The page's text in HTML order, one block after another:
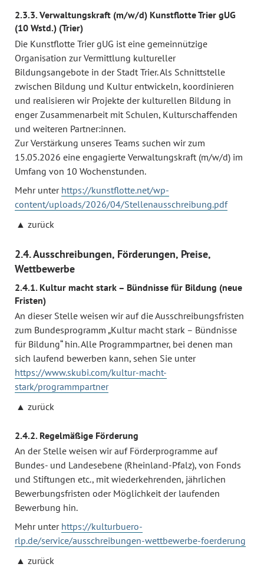
2.3.3. Verwaltungskraft (m/w/d) Kunstflotte Trier gUG
(10 Wstd.) (Trier)
Die Kunstflotte Trier gUG ist eine gemeinnützige
Organisation zur Vermittlung kultureller
Bildungsangebote in der Stadt Trier. Als Schnittstelle
zwischen Bildung und Kultur entwickeln, koordinieren
und realisieren wir Projekte der kulturellen Bildung in
enger Zusammenarbeit mit Schulen, Kulturschaffenden
und weiteren Partner:innen.
Zur Verstärkung unseres Teams suchen wir zum
15.05.2026 eine engagierte Verwaltungskraft (m/w/d) im
Umfang von 10 Wochenstunden.
Mehr unter https://kunstflotte.net/wp-
content/uploads/2026/04/Stellenausschreibung.pdf
zurück
2.4. Ausschreibungen, Förderungen, Preise,
Wettbewerbe
2.4.1. Kultur macht stark – Bündnisse für Bildung (neue
Fristen)
An dieser Stelle weisen wir auf die Ausschreibungsfristen
zum Bundesprogramm „Kultur macht stark – Bündnisse
für Bildung“ hin. Alle Programmpartner, bei denen man
sich laufend bewerben kann, sehen Sie unter
https://www.skubi.com/kultur-macht-
stark/programmpartner
zurück
2.4.2. Regelmäßige Förderung
An der Stelle weisen wir auf Förderprogramme auf
Bundes- und Landesebene (Rheinland-Pfalz), von Fonds
und Stiftungen etc., mit wiederkehrenden, jährlichen
Bewerbungsfristen oder Möglichkeit der laufenden
Bewerbung hin.
Mehr unter https://kulturbuero-
rlp.de/service/ausschreibungen-wettbewerbe-foerderung
zurück